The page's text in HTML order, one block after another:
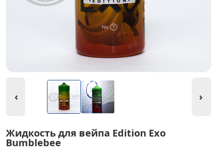
Жидкость для вейпа Edition Exo
Bumblebee